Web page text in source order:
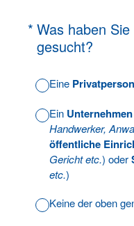
* Was haben
gesucht?
(Erforderlich.)
Eine Privatperson
Ein Unternehmen
Handwerker,
öffentliche
Gericht etc.) oder
etc.)
Keine der oben